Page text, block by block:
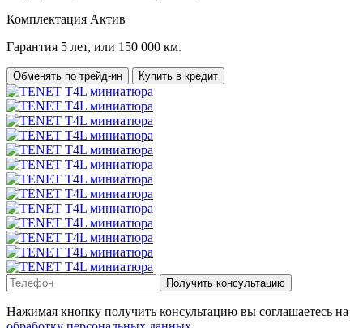
Комплектация Актив
Гарантия 5 лет, или 150 000 км.
Обменять по трейд-ин Купить в кредит
Получить консультацию
Нажимая кнопку получить консультацию вы соглашаетесь на